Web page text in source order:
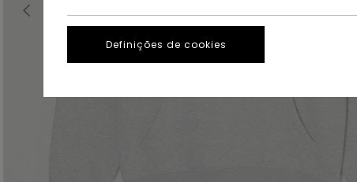
Definições de cookies